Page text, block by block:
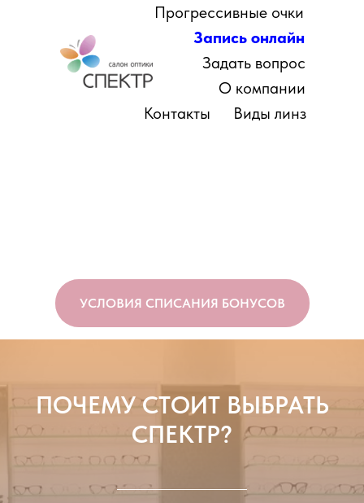
Прогрессивные очки
Виды линз
О компании
Запись онлайн
Задать вопрос
Контакты
УСЛОВИЯ СПИСАНИЯ БОНУСОВ
ПОЧЕМУ СТОИТ ВЫБРАТЬ
СПЕКТР?